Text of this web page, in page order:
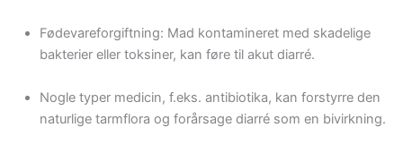
Fødevareforgiftning: Mad kontamineret med skadelige
bakterier eller toksiner, kan føre til akut diarré.
Nogle typer medicin, f.eks. antibiotika, kan forstyrre den
naturlige tarmflora og forårsage diarré som en bivirkning.